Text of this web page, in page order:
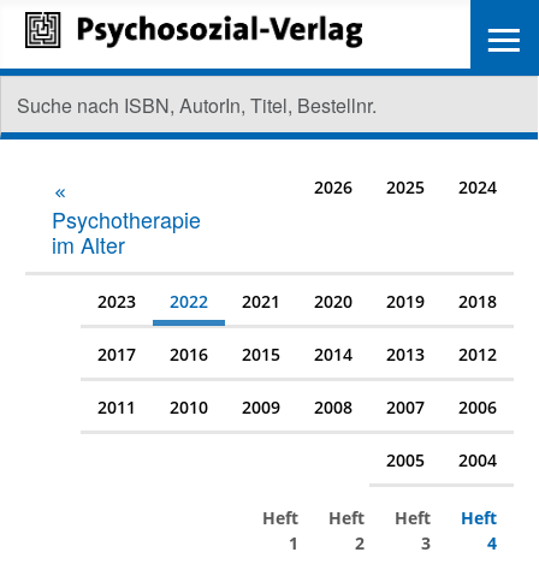
Psychotherapie
im Alter
2026 2025 2024
2023 2022 2021 2020 2019 2018
2017 2016 2015 2014 2013 2012
2011 2010 2009 2008 2007 2006
2005 2004
Heft
1
Heft
2
Heft
3
Heft
4
≡